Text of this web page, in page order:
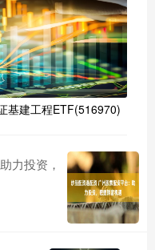
基建工程ETF(516970)
力投资，